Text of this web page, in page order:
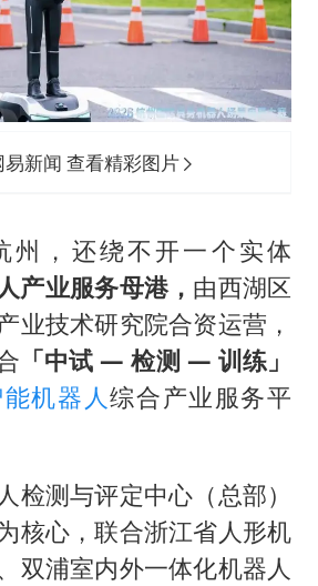
新闻 查看精彩图片
州，还绕不开一个实体
产业服务母港， 由西湖区
业技术研究院合资运营，
「中试 — 检测 — 训练」
能机器人综合产业服务平
检测与评定中心（总部）
核心，联合浙江省人形机
双浦室内外一体化机器人